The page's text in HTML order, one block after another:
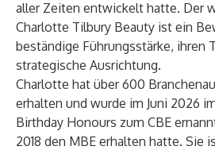
aller Zeiten entwickelt hatte. Der
Charlotte Tilbury Beauty ist ein
beständige Führungsstärke, ihren
strategische Ausrichtung.
Charlotte hat über 600
erhalten und wurde im Juni 2026
Birthday Honours zum CBE
2018 den MBE erhalten hatte. Sie